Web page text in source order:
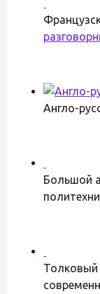
Англо-
Большой
Толковый